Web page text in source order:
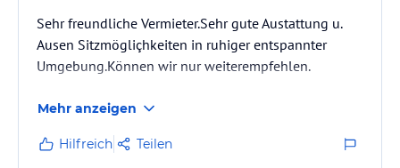
Sehr freundliche Vermieter.Sehr gute Austattung u.
Ausen Sitzmögliçhkeiten in ruhiger entspannter
Umgebung.Können wir nur weiterempfehlen.
Mehr anzeigen
Hilfreich Teilen